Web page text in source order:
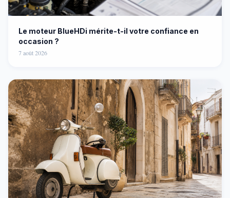
Le moteur BlueHDi mérite-t-il votre confiance en
occasion ?
7 août 2026